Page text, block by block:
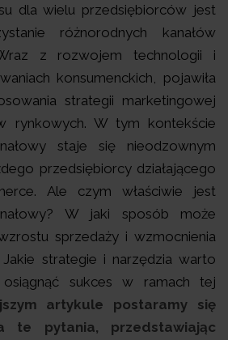
dla wielu przedsiębiorców jest
różnorodnych kanałów
z rozwojem technologii i
konsumenckich, pojawiła
strategii marketingowej
rynkowych. W tym kontekście
staje się nieodzownym
przedsiębiorcy działającego
Ale czym właściwie jest
W jaki sposób może
sprzedaży i wzmocnienia
strategie i narzędzia warto
sukces w ramach tej
artykule postaramy się
te pytania, przedstawiając